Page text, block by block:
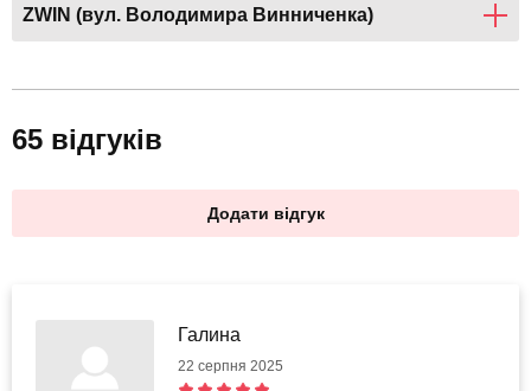
ZWIN (вул. Володимира Винниченка)
65 відгуків
Додати відгук
Галина
22 серпня 2025